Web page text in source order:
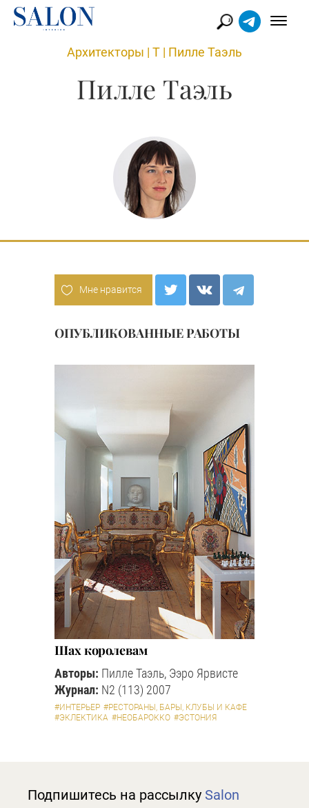
Архитекторы | Т | Пилле Таэль
Пилле Таэль
Мне нравится
ОПУБЛИКОВАННЫЕ РАБОТЫ
Шах королевам
Авторы: Пилле Таэль, Ээро Ярвисте
Журнал: N2 (113) 2007
#ИНТЕРЬЕР #РЕСТОРАНЫ, БАРЫ, КЛУБЫ И КАФЕ
#ЭКЛЕКТИКА #НЕОБАРОККО #ЭСТОНИЯ
Подпишитесь на рассылку Salon